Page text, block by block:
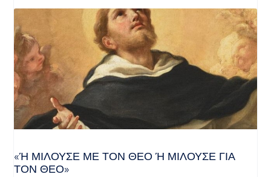
«Ή ΜΙΛΟΎΣΕ ΜΕ ΤΟΝ ΘΕΌ Ή ΜΙΛΟΎΣΕ ΓΙΑ ΤΟ
Ν ΘΕΌ»